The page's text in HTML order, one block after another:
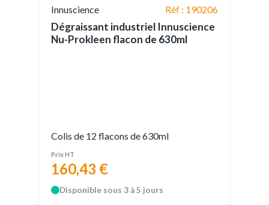
Innuscience Réf : 190206
Dégraissant industriel Innuscience
Nu-Prokleen flacon de 630ml
Colis de 12 flacons de 630ml
Prix HT
160,43 €
Disponible sous 3 à 5 jours